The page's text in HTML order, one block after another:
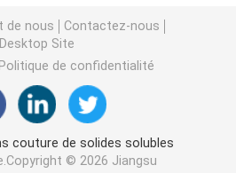
de nous
Contactez-nous
Desktop Site
Politique de confidentialité
couture de solides solubles
© 2026 Jiangsu